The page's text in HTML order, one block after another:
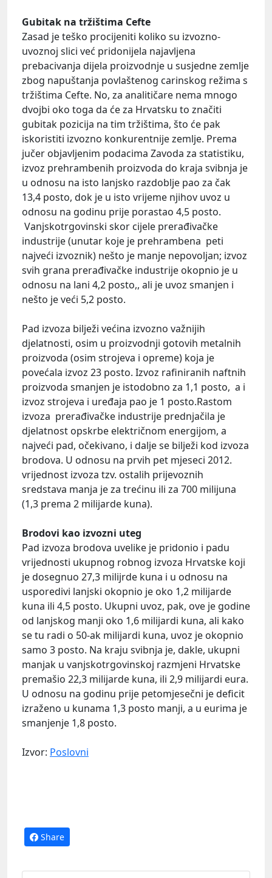
Gubitak na tržištima Cefte
Zasad je teško procijeniti koliko su izvozno-
uvoznoj slici već pridonijela najavljena
prebacivanja dijela proizvodnje u susjedne zemlje
zbog napuštanja povlaštenog carinskog režima s
tržištima Cefte. No, za analitičare nema mnogo
dvojbi oko toga da će za Hrvatsku to značiti
gubitak pozicija na tim tržištima, što će pak
iskoristiti izvozno konkurentnije zemlje. Prema
jučer objavljenim podacima Zavoda za statistiku,
izvoz prehrambenih proizvoda do kraja svibnja je
u odnosu na isto lanjsko razdoblje pao za čak
13,4 posto, dok je u isto vrijeme njihov uvoz u
odnosu na godinu prije porastao 4,5 posto.
Vanjskotrgovinski skor cijele prerađivačke
industrije (unutar koje je prehrambena peti
najveći izvoznik) nešto je manje nepovoljan; izvoz
svih grana prerađivačke industrije okopnio je u
odnosu na lani 4,2 posto,, ali je uvoz smanjen i
nešto je veći 5,2 posto.
Pad izvoza bilježi većina izvozno važnijih
djelatnosti, osim u proizvodnji gotovih metalnih
proizvoda (osim strojeva i opreme) koja je
povećala izvoz 23 posto. Izvoz rafiniranih naftnih
proizvoda smanjen je istodobno za 1,1 posto, a i
izvoz strojeva i uređaja pao je 1 posto.Rastom
izvoza prerađivačke industrije prednjačila je
djelatnost opskrbe električnom energijom, a
najveći pad, očekivano, i dalje se bilježi kod izvoza
brodova. U odnosu na prvih pet mjeseci 2012.
vrijednost izvoza tzv. ostalih prijevoznih
sredstava manja je za trećinu ili za 700 milijuna
(1,3 prema 2 milijarde kuna).
Brodovi kao izvozni uteg
Pad izvoza brodova uvelike je pridonio i padu
vrijednosti ukupnog robnog izvoza Hrvatske koji
je dosegnuo 27,3 milijrde kuna i u odnosu na
usporedivi lanjski okopnio je oko 1,2 milijarde
kuna ili 4,5 posto. Ukupni uvoz, pak, ove je godine
od lanjskog manji oko 1,6 milijardi kuna, ali kako
se tu radi o 50-ak milijardi kuna, uvoz je okopnio
samo 3 posto. Na kraju svibnja je, dakle, ukupni
manjak u vanjskotrgovinskoj razmjeni Hrvatske
premašio 22,3 milijarde kuna, ili 2,9 milijardi eura.
U odnosu na godinu prije petomjesečni je deficit
izraženo u kunama 1,3 posto manji, a u eurima je
smanjenje 1,8 posto.
Izvor: Poslovni
Share